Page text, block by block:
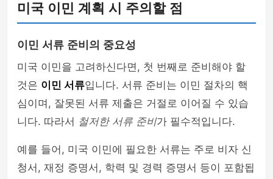
미국 이민 계획 시 주의할 점
이민 서류 준비의 중요성
미국 이민을 고려하신다면, 첫 번째로 준비해야 할
것은 이민 서류입니다. 서류 준비는 이민 절차의 핵
심이며, 잘못된 서류 제출은 거절로 이어질 수 있습
니다. 따라서 철저한 서류 준비가 필수적입니다.
예를 들어, 미국 이민에 필요한 서류는 주로 비자 신
청서, 재정 증명서, 학력 및 경력 증명서 등이 포함됩